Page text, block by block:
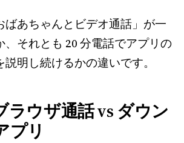
ばあちゃんとビデオ通話」が一
、それとも 20 分電話でアプリの
明し続けるかの違いです。
ラウザ通話 vs ダウン
プリ